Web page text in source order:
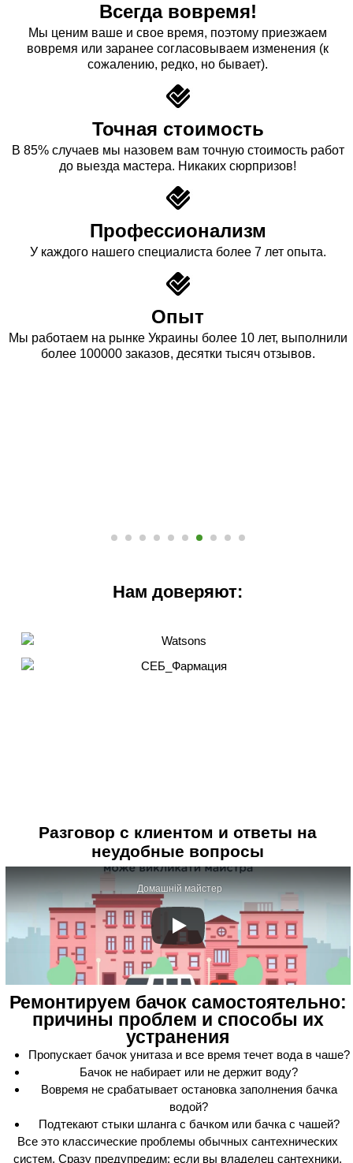
Всегда вовремя!
Мы ценим ваше и свое время, поэтому приезжаем
вовремя или заранее согласовываем изменения (к
сожалению, редко, но бывает).
Точная стоимость
В 85% случаев мы назовем вам точную стоимость работ
до выезда мастера. Никаких сюрпризов!
Профессионализм
У каждого нашего специалиста более 7 лет опыта.
Опыт
Мы работаем на рынке Украины более 10 лет, выполнили
более 100000 заказов, десятки тысяч отзывов.
Нам доверяют:
Разговор с клиентом и ответы на
неудобные вопросы
Домашній майстер
Ремонтируем бачок самостоятельно:
причины проблем и способы их
устранения
Пропускает бачок унитаза и все время течет вода в чаше?
Бачок не набирает или не держит воду?
Вовремя не срабатывает остановка заполнения бачка
водой?
Подтекают стыки шланга с бачком или бачка с чашей?
Все это классические проблемы обычных сантехнических
систем. Сразу предупредим: если вы владелец сантехники,